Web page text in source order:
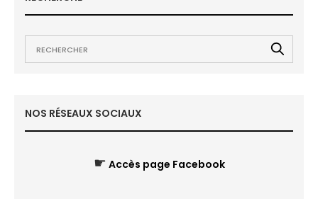
NOS RÉSEAUX SOCIAUX
☛ Accès page Facebook